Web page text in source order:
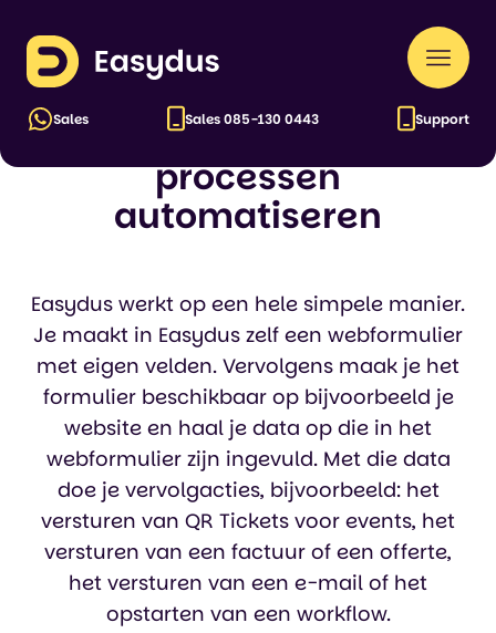
Easydus
Naar
Sales Sales085-130 0443 Support
Hoe wij volledige
processen
automatiseren
Easydus werkt op een hele simpele manier.
Je maakt in Easydus zelf een webformulier
met eigen velden. Vervolgens maak je het
formulier beschikbaar op bijvoorbeeld je
website en haal je data op die in het
webformulier zijn ingevuld. Met die data
doe je vervolgacties, bijvoorbeeld: het
versturen van QR Tickets voor events, het
versturen van een factuur of een offerte,
het versturen van een e-mail of het
opstarten van een workflow.